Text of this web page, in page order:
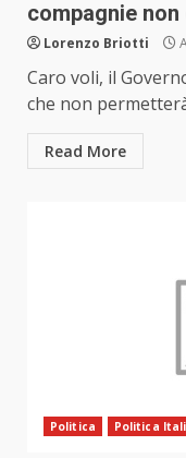
compagnie
Lorenzo Briotti
Caro voli, il
che non
Read More
Politica Politica